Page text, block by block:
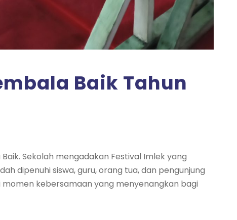
Baik Tahun
Sekolah mengadakan Festival Imlek yang
dipenuhi siswa, guru, orang tua, dan pengunjung
kebersamaan yang menyenangkan bagi